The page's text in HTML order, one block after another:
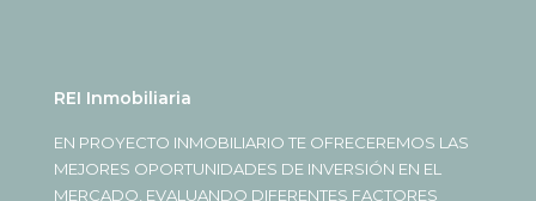
REI Inmobiliaria
EN PROYECTO INMOBILIARIO TE OFRECEREMOS LAS
MEJORES OPORTUNIDADES DE INVERSIÓN EN EL
MERCADO, EVALUANDO DIFERENTES FACTORES